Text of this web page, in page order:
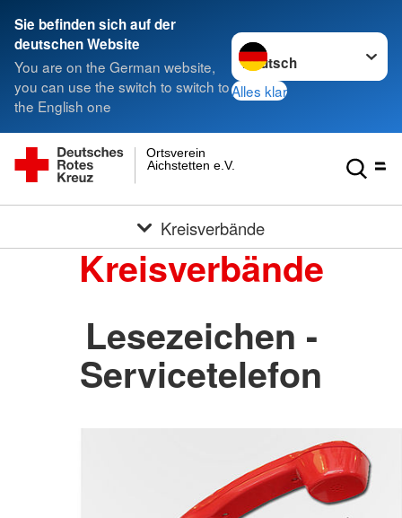
Sie befinden sich auf der
deutschen Website
You are on the German website,
you can use the switch to switch to
the English one
Sprache wechseln zu
Alles klar
Aichstetten e.V.
Ortsverein
Kreisverbände
Kreisverbände
Lesezeichen -
Servicetelefon